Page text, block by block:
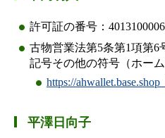
許可証の番号：
古物営業法第5条第1項第6
記号その他の符号（ホー
https://
平澤日向子